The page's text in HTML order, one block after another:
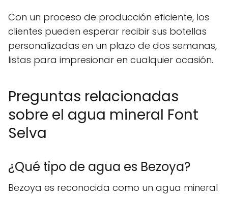
Con un proceso de producción eficiente, los
clientes pueden esperar recibir sus botellas
personalizadas en un plazo de dos semanas,
listas para impresionar en cualquier ocasión.
Preguntas relacionadas
sobre el agua mineral Font
Selva
¿Qué tipo de agua es Bezoya?
Bezoya es reconocida como un agua mineral